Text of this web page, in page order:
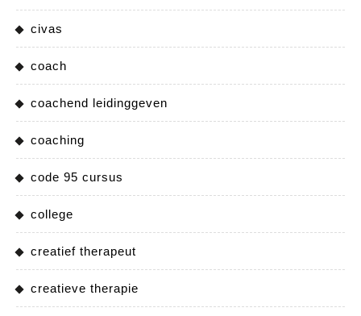
civas
coach
coachend leidinggeven
coaching
code 95 cursus
college
creatief therapeut
creatieve therapie